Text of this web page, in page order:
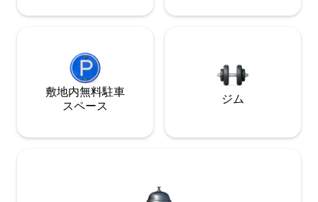
敷地内無料駐⁠車
ス⁠ペ⁠ー⁠ス
ジム